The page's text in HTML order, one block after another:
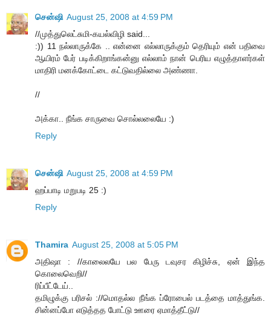
சென்ஷி August 25, 2008 at 4:59 PM
//முத்துலெட்சுமி-கயல்விழி said...
:)) 11 நல்லாருக்கே .. என்னை எல்லாருக்கும் தெரியும் என் பதிவை
ஆயிரம் பேர் படிக்கிறாங்கன்னு எல்லாம் நான் பெரிய எழுத்தாளர்கள்
மாதிரி மனக்கோட்டை கட்டுவதில்லை அண்ணா.
//
அக்கா.. நீங்க சாருவை சொல்லலையே :)
Reply
சென்ஷி August 25, 2008 at 4:59 PM
ஹப்பாடி மறுபடி 25 :)
Reply
Thamira August 25, 2008 at 5:05 PM
அதிஷா : //காலைலயே பல பேரு டவுசர கிழிச்சு, ஏன் இந்த
கொலைவெறி//
ரிப்பீட்டேய்..
தமிழுக்கு பரிசல் ://மொதல்ல நீங்க ப்ரோபைல் படத்தை மாத்துங்க.
சின்னப்போ எடுத்தத போட்டு ஊரை ஏமாத்தீட்டு//